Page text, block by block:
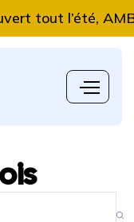
tout l’été, AMBS